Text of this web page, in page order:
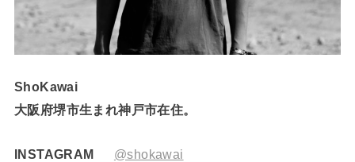
ShoKawai
大阪府堺市生まれ神戸市在住。
INSTAGRAM
@shokawai